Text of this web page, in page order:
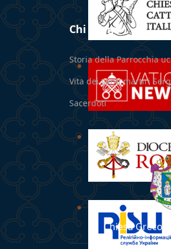
Chi siamo
Storia della Parrocchia
Vita dei santi martiri
Sacerdoti
Chiesa Greco-